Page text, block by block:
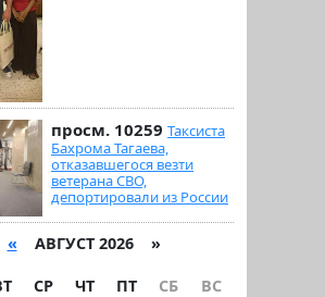
просм. 10259 Таксиста
Бахрома Тагаева,
отказавшегося везти
ветерана СВО,
депортировали из России
« АВГУСТ 2026 »
СР ЧТ ПТ СБ
ВС